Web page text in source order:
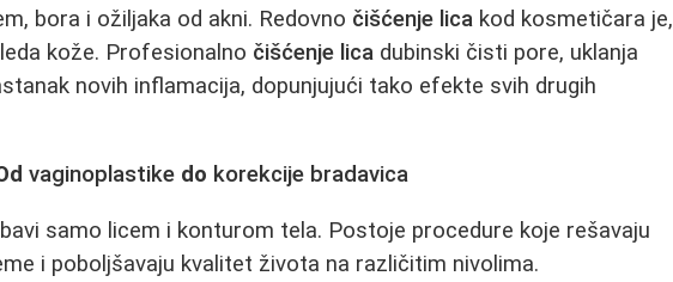
bora i ožiljaka od akni. Redovno čišćenje lica kod kosmetičara je,
kože. Profesionalno čišćenje lica dubinski čisti pore, uklanja
novih inflamacija, dopunjujući tako efekte svih drugih
vaginoplastike do korekcije bradavica
samo licem i konturom tela. Postoje procedure koje rešavaju
i poboljšavaju kvalitet života na različitim nivolima.